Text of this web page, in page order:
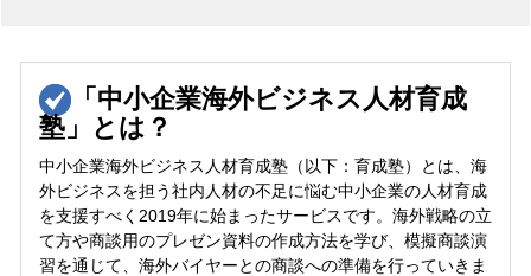
「中小企業海外ビジネス人材育成
塾」とは？
中小企業海外ビジネス人材育成塾（以下：育成塾）とは、海
外ビジネスを担う社内人材の不足に悩む中小企業の人材育成
を支援すべく2019年に始まったサービスです。海外戦略の立
て方や商談用のプレゼン資料の作成方法を学び、模擬商談演
習を通じて、海外バイヤーとの商談への準備を行っていきま